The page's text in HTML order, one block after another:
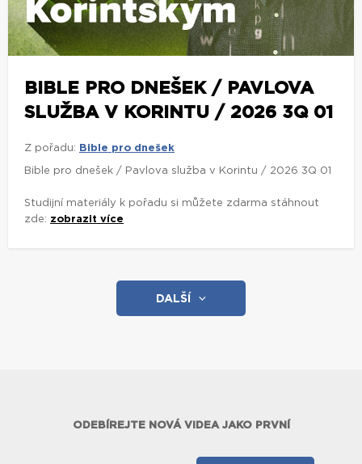
BIBLE PRO DNEŠEK / PAVLOVA
SLUŽBA V KORINTU / 2026 3Q 01
Z pořadu: Bible pro dnešek
Bible pro dnešek / Pavlova služba v Korintu / 2026 3Q 01
Studijní materiály k pořadu si můžete zdarma stáhnout
zde: zobrazit více
DALŠÍ
ODEBÍREJTE NOVÁ VIDEA JAKO PRVNÍ